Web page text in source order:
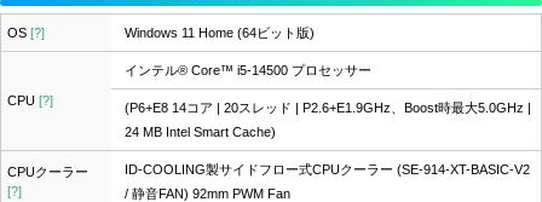
OS [?] Windows 11 Home (64ビット版)
CPU [?]
インテル® Core™ i5-14500 プロセッサー
(P6+E8 14コア | 20スレッド | P2.6+E1.9GHz、Boost時最大5.0GHz |
24 MB Intel Smart Cache)
CPUクーラー
[?]
ID-COOLING製サイドフロー式CPUクーラー (SE-914-XT-BASIC-V2
/ 静音FAN) 92mm PWM Fan